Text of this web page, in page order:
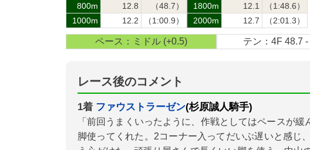
800m
12.8
（48.7）
1000m
12.2 （1:00.9）
1800m
12.1
（1:48.6）
2000m
12.7 （2:01.3）
ペース：ミドル (+0.5) テン：4F 48.7
レース後のコメント
1着 ファウストラーゼン(杉原誠人騎手)
「前回うまくいったように、作戦としてはペースが
脚使ってくれた。2コーナー入ってだいぶ遅いと感じ